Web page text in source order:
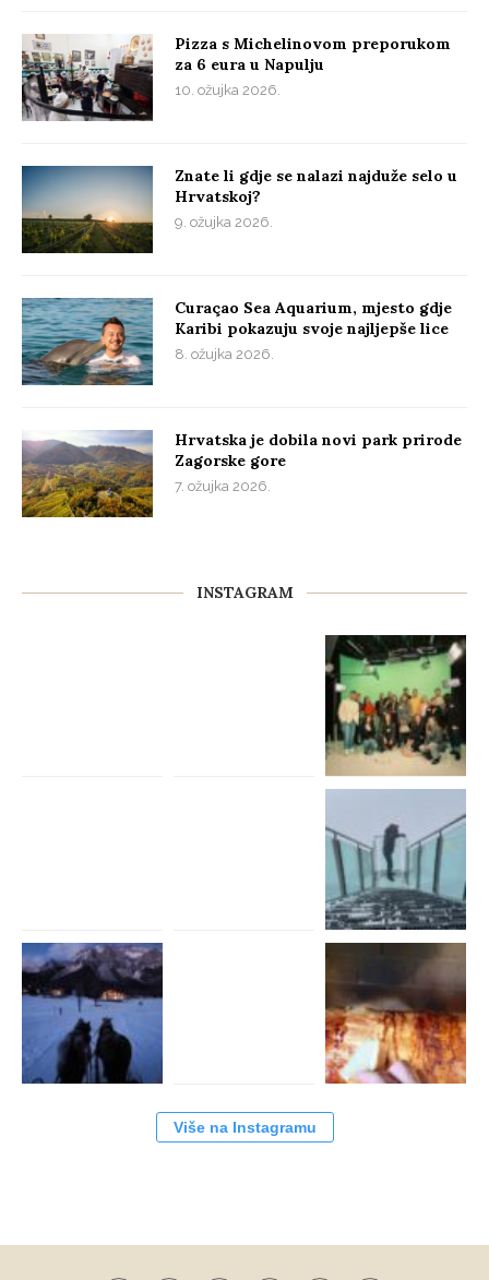
Pizza s Michelinovom preporukom
za 6 eura u Napulju
10. ožujka 2026.
Znate li gdje se nalazi najduže selo u
Hrvatskoj?
9. ožujka 2026.
Curaçao Sea Aquarium, mjesto gdje
Karibi pokazuju svoje najljepše lice
8. ožujka 2026.
Hrvatska je dobila novi park prirode
Zagorske gore
7. ožujka 2026.
INSTAGRAM
Više na Instagramu